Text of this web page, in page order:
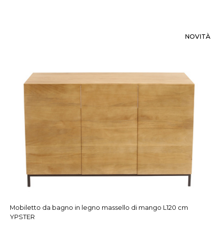
NOVITÀ
Mobiletto da bagno in legno massello di mango L120 cm
YPSTER